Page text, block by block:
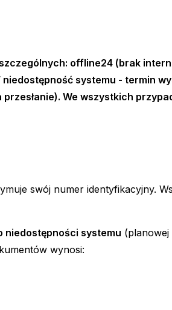
offline24 (brak
systemu - termin
We wszystkich
swój numer identyfikacyjny.
niedostępności systemu (planowej
wynosi: